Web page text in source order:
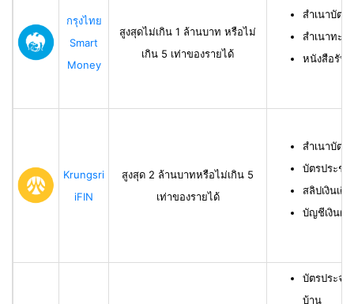
กรุงไทย
Smart
Money
สูงสุดไม่เกิน 1 ล้านบาท หรือไม่
เกิน 5 เท่าของรายได้
สำเนาบัตร
สำเนาทะเ
หนังสือรับร
Krungsri
iFIN
สูงสุด 2 ล้านบาทหรือไม่เกิน 5
เท่าของรายได้
สำเนาบัตร
บัตรประช
สลิปเงินเดื
บัญชีเงินฝา
บัตรประจำ
บ้าน